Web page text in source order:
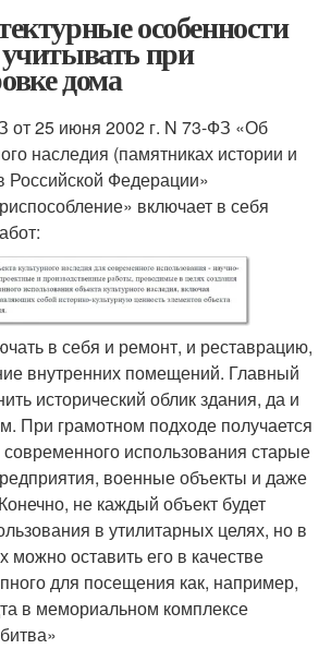
особенности
при
дома
от 25 июня 2002 г. N 73-ФЗ «Об
наследия (памятниках истории и
Российской Федерации»
включает в себя
в себя и ремонт, и реставрацию,
внутренних помещений. Главный
исторический облик здания, да и
При грамотном подходе получается
использования старые
военные объекты и даже
не каждый объект будет
в утилитарных целях, но в
можно оставить его в качестве
для посещения как, например,
в мемориальном комплексе